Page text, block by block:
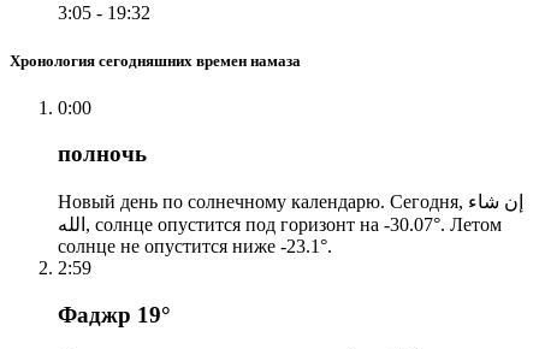
3:05 - 19:32
Хронология сегодняшних времен намаза
0:00
полночь
Новый день по солнечному календарю. Сегодня, إن شاء
الله, солнце опустится под горизонт на -30.07°. Летом
солнце не опустится ниже -23.1°.
2:59
Фаджр 19°